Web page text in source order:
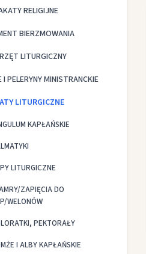
RELIGIJNE
BIERZMOWANIA
LITURGICZNY
PELERYNY MINISTRANCKIE
LITURGICZNE
KAPŁAŃSKIE
LITURGICZNE
ZAPIĘCIA DO
WELONÓW
PEKTORAŁY
I ALBY KAPŁAŃSKIE